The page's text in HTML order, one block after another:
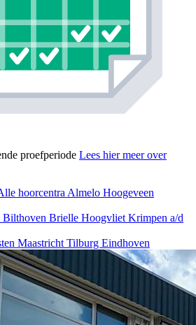
proefperiode Lees hier meer over
hoorcentra Almelo Hoogeveen
Bilthoven Brielle Hoogvliet Krimpen a/d
Maastricht Tilburg Eindhoven